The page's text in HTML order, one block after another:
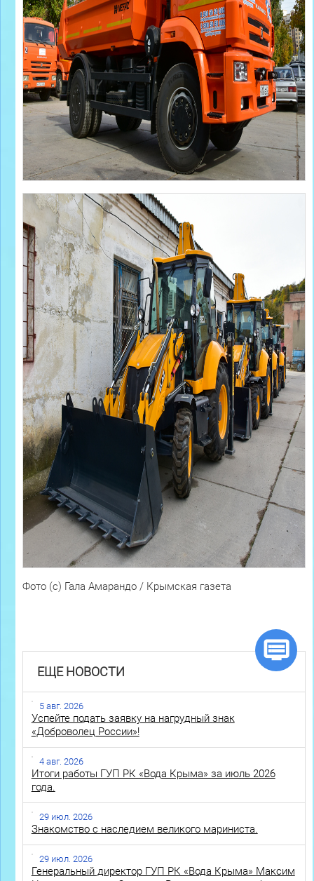
Фото (с) Гала Амарандо / Крымская газета
ЕЩЕ НОВОСТИ
5 авг. 2026
Успейте подать заявку на нагрудный знак
«Доброволец России»!
4 авг. 2026
Итоги работы ГУП РК «Вода Крыма» за июль 2026
года.
29 июл. 2026
Знакомство с наследием великого мариниста.
29 июл. 2026
Генеральный директор ГУП РК «Вода Крыма» Максим